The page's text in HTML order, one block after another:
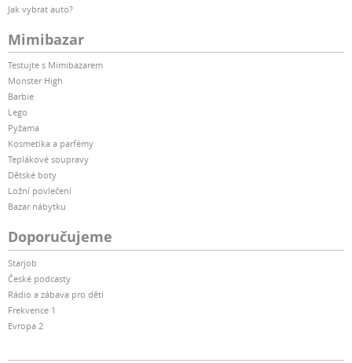
Jak vybrat auto?
Mimibazar
Testujte s Mimibazarem
Monster High
Barbie
Lego
Pyžama
Kosmetika a parfémy
Teplákové soupravy
Dětské boty
Ložní povlečení
Bazar nábytku
Doporučujeme
Starjob
České podcasty
Rádio a zábava pro děti
Frekvence 1
Evropa 2